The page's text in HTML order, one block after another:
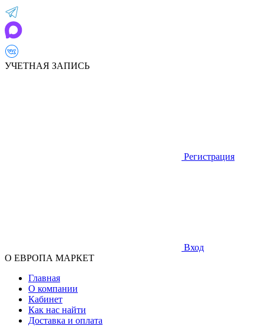
УЧЕТНАЯ ЗАПИСЬ
Регистрация
Вход
О ЕВРОПА МАРКЕТ
Главная
О компании
Кабинет
Как нас найти
Доставка и оплата